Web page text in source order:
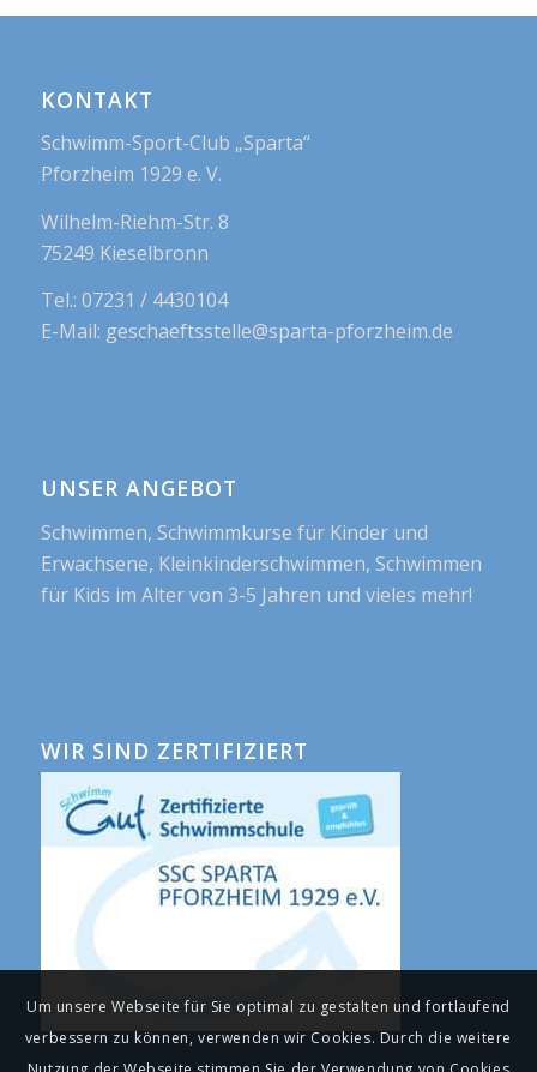
KONTAKT
Schwimm-Sport-Club „Sparta“
Pforzheim 1929 e. V.
Wilhelm-Riehm-Str. 8
75249 Kieselbronn
Tel.: 07231 / 4430104
E-Mail: geschaeftsstelle@sparta-pforzheim.de
UNSER ANGEBOT
Schwimmen, Schwimmkurse für Kinder und
Erwachsene, Kleinkinderschwimmen, Schwimmen
für Kids im Alter von 3-5 Jahren und vieles mehr!
WIR SIND ZERTIFIZIERT
Um unsere Webseite für Sie optimal zu gestalten und fortlaufend
verbessern zu können, verwenden wir Cookies. Durch die weitere